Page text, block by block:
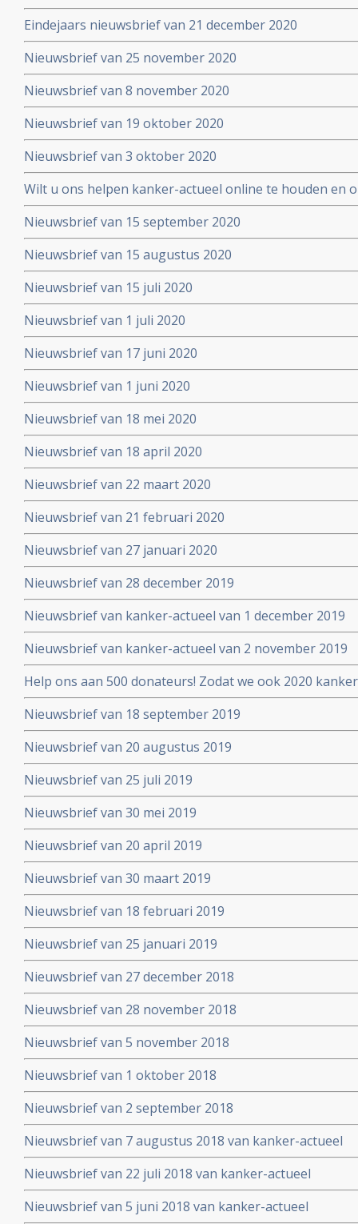
Eindejaars nieuwsbrief van 21 december 2020
Nieuwsbrief van 25 november 2020
Nieuwsbrief van 8 november 2020
Nieuwsbrief van 19 oktober 2020
Nieuwsbrief van 3 oktober 2020
Wilt u ons helpen kanker-actueel online te houden en
extra donatie aub?
Nieuwsbrief van 15 september 2020
Nieuwsbrief van 15 augustus 2020
Nieuwsbrief van 15 juli 2020
Nieuwsbrief van 1 juli 2020
Nieuwsbrief van 17 juni 2020
Nieuwsbrief van 1 juni 2020
Nieuwsbrief van 18 mei 2020
Nieuwsbrief van 18 april 2020
Nieuwsbrief van 22 maart 2020
Nieuwsbrief van 21 februari 2020
Nieuwsbrief van 27 januari 2020
Nieuwsbrief van 28 december 2019
Nieuwsbrief van kanker-actueel van 1 december 2019
Nieuwsbrief van kanker-actueel van 2 november 2019
Help ons aan 500 donateurs! Zodat we ook 2020
voortzetten
Nieuwsbrief van 18 september 2019
Nieuwsbrief van 20 augustus 2019
Nieuwsbrief van 25 juli 2019
Nieuwsbrief van 30 mei 2019
Nieuwsbrief van 20 april 2019
Nieuwsbrief van 30 maart 2019
Nieuwsbrief van 18 februari 2019
Nieuwsbrief van 25 januari 2019
Nieuwsbrief van 27 december 2018
Nieuwsbrief van 28 november 2018
Nieuwsbrief van 5 november 2018
Nieuwsbrief van 1 oktober 2018
Nieuwsbrief van 2 september 2018
Nieuwsbrief van 7 augustus 2018 van kanker-actueel
Nieuwsbrief van 22 juli 2018 van kanker-actueel
Nieuwsbrief van 5 juni 2018 van kanker-actueel